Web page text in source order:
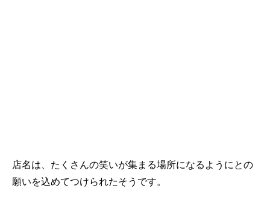
店名は、たくさんの笑いが集まる場所になるようにとの
願いを込めてつけられたそうです。